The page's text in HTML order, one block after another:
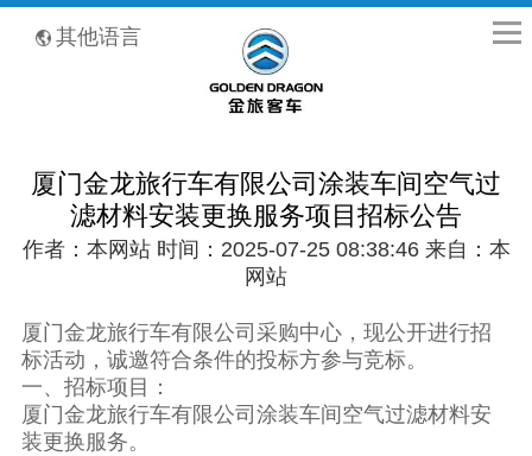
其他语言
厦门金龙旅行车有限公司涂装车间空气过
滤材料安装更换服务项目招标公告
作者：本网站 时间：2025-07-25 08:38:46 来自：本
网站
厦门金龙旅行车有限公司采购中心，现公开进行招
标活动，诚邀符合条件的投标方参与竞标。
一、招标项目：
厦门金龙旅行车有限公司涂装车间空气过滤材料安
装更换服务。